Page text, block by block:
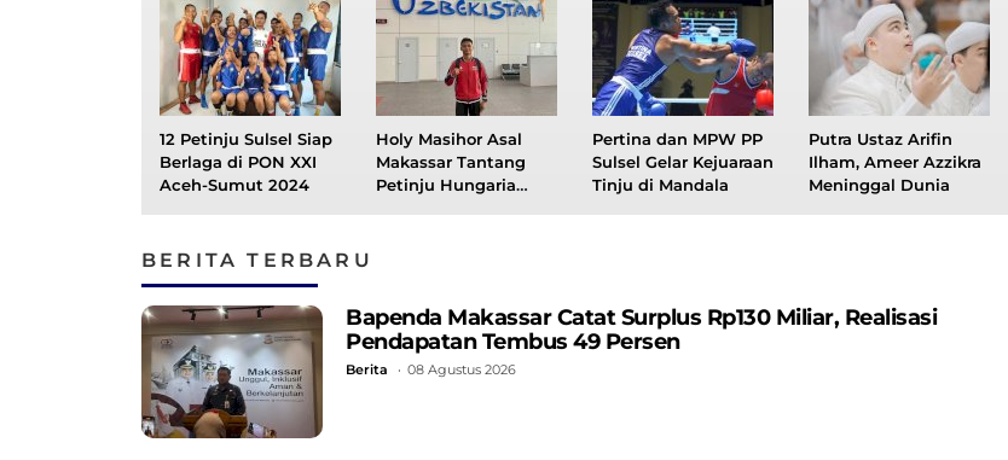
12 Petinju Sulsel Siap
Berlaga di PON XXI
Aceh-Sumut 2024
Holy Masihor Asal
Makassar Tantang
Petinju Hungaria
Pertina dan MPW PP
Sulsel Gelar Kejuaraan
Tinju di Mandala
Putra Ustaz Arifin
Ilham, Ameer Azzikra
Meninggal Dunia
BERITA TERBARU
Bapenda Makassar Catat Surplus Rp130 ​​Miliar, Realisasi
Pendapatan Tembus 49 Persen
Berita 08 Agustus 2026